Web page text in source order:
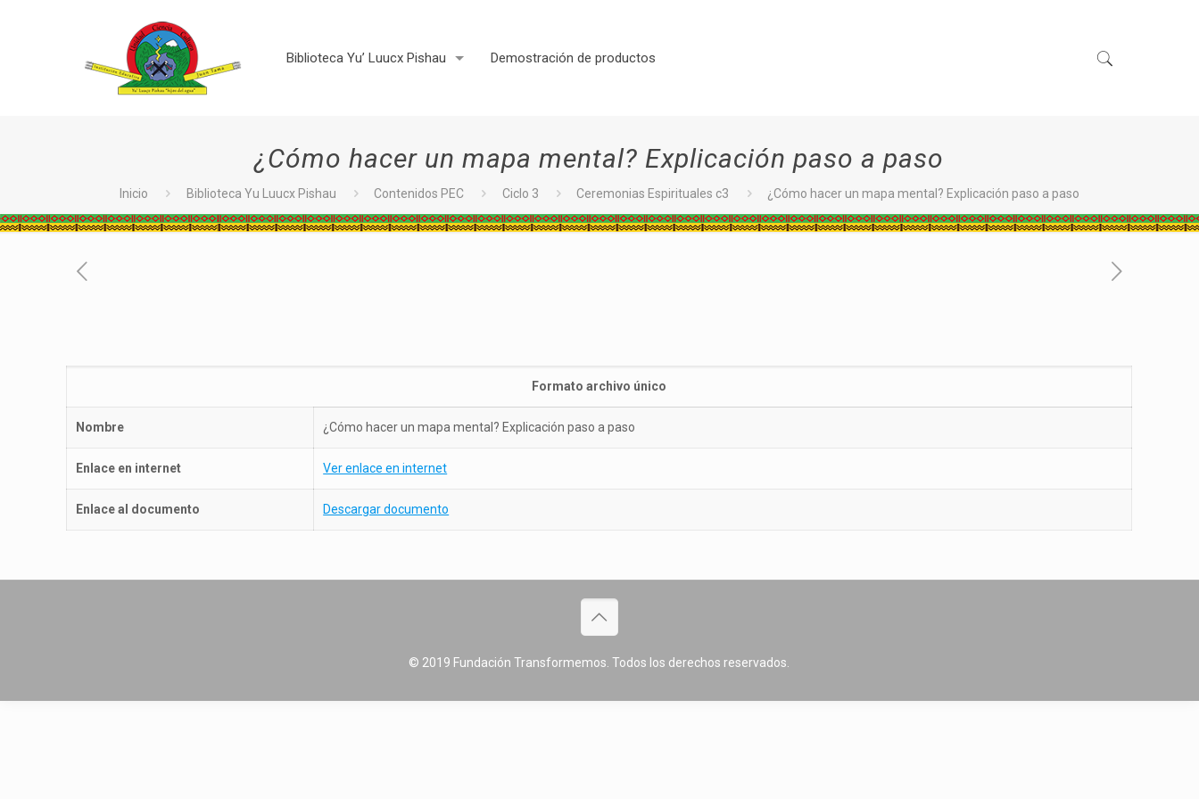
Biblioteca Yu’ Luucx Pishau Demostración de productos
¿Cómo hacer un mapa mental? Explicación paso a paso
Inicio Biblioteca Yu Luucx Pishau Contenidos PEC Ciclo 3 Ceremonias Espirituales c3 ¿Cómo hacer un mapa mental? Explicación paso a paso
Formato archivo único
Nombre ¿Cómo hacer un mapa mental? Explicación paso a paso
Enlace en internet Ver enlace en internet
Enlace al documento Descargar documento
© 2019 Fundación Transformemos. Todos los derechos reservados.